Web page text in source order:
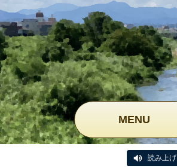
MENU
読み上げ